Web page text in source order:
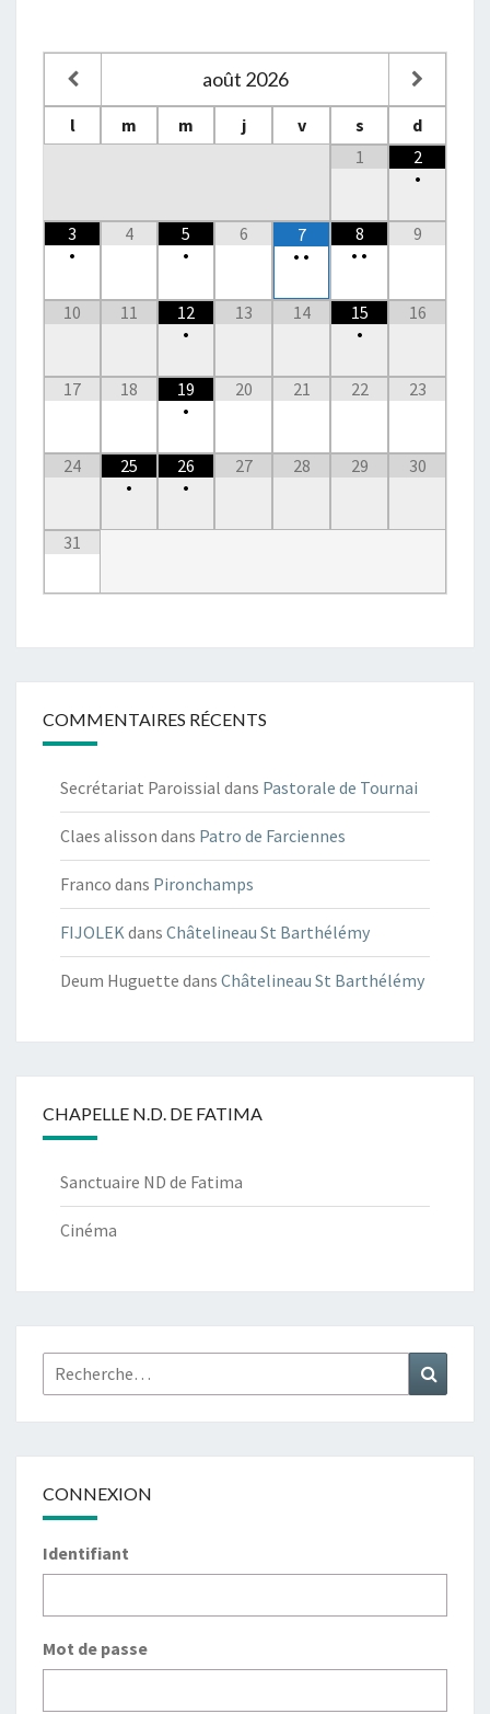
août 2026
l m m j v s
d
1
2
•
3
•
4
5
•
6
7
• •
8
• •
9
10 11
12
•
13 14
15
•
16
17 18
19
•
20 21 22 23
24
25
•
26
•
27 28 29 30
31
COMMENTAIRES RÉCENTS
Secrétariat Paroissial dans Pastorale de Tournai
Claes alisson dans Patro de Farciennes
Franco dans Pironchamps
FIJOLEK dans Châtelineau St Barthélémy
Deum Huguette dans Châtelineau St Barthélémy
CHAPELLE N.D. DE FATIMA
Sanctuaire ND de Fatima
Cinéma
Rechercher :
CONNEXION
Identifiant
Mot de passe